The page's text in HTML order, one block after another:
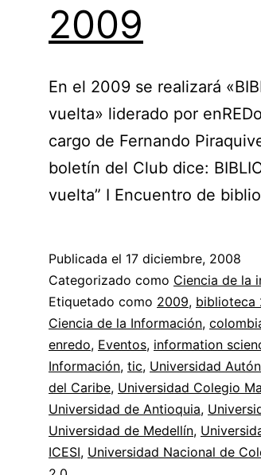
2009
En el 2009 se realizará
vuelta» liderado por
cargo de Fernando
boletín del Club dice:
vuelta” I Encuentro de
Publicada el 17 diciembre, 2008
Categorizado como Ciencia de la
Etiquetado como 2009, biblioteca
Ciencia de la Información,
enredo, Eventos, information
Información, tic, Universidad
del Caribe, Universidad Colegio
Universidad de Antioquia,
Universidad de Medellín,
ICESI, Universidad Nacional de